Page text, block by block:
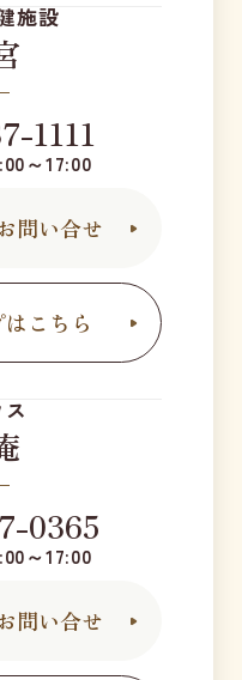
施設
1111
～17:00
問い合せ
こちら
0365
～17:00
問い合せ